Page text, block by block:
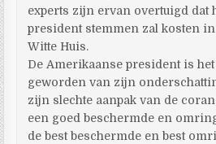
experts zijn ervan overtuigd dat
president stemmen zal kosten
Witte Huis.
De Amerikaanse president is
geworden van zijn
zijn slechte aanpak van de
een goed beschermde en
de best beschermde en best